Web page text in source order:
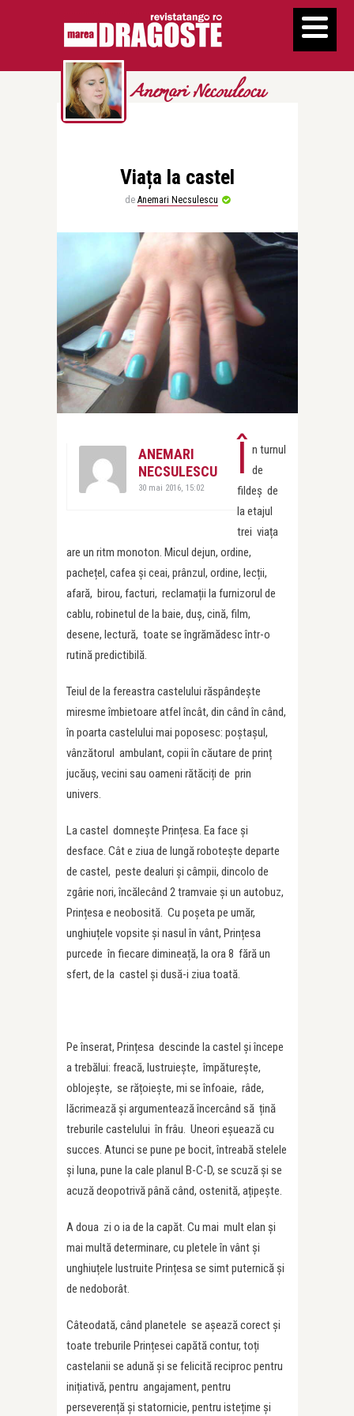
Anemari Necsulescu
Viața la castel
de Anemari Necsulescu
ANEMARI
NECSULESCU
30 mai 2016, 15:02
Î n turnul
de
fildeș de
la etajul
trei viața
are un ritm monoton. Micul dejun, ordine,
pachețel, cafea și ceai, prânzul, ordine, lecții,
afară, birou, facturi, reclamații la furnizorul de
cablu, robinetul de la baie, duș, cină, film,
desene, lectură, toate se îngrămădesc într-o
rutină predictibilă.
Teiul de la fereastra castelului răspândește
miresme îmbietoare atfel încât, din când în când,
în poarta castelului mai poposesc: poștașul,
vânzătorul ambulant, copii în căutare de prinț
jucăuș, vecini sau oameni rătăciți de prin
univers.
La castel domnește Prințesa. Ea face și
desface. Cât e ziua de lungă robotește departe
de castel, peste dealuri și câmpii, dincolo de
zgârie nori, încălecând 2 tramvaie și un autobuz,
Prințesa e neobosită. Cu poșeta pe umăr,
unghiuțele vopsite și nasul în vânt, Prințesa
purcede în fiecare dimineață, la ora 8 fără un
sfert, de la castel și dusă-i ziua toată.
Pe înserat, Prințesa descinde la castel și începe
a trebălui: freacă, lustruiește, împăturește,
oblojește, se rățoiește, mi se înfoaie, râde,
lăcrimează și argumentează încercând să țină
treburile castelului în frâu. Uneori eșuează cu
succes. Atunci se pune pe bocit, întreabă stelele
și luna, pune la cale planul B-C-D, se scuză și se
acuză deopotrivă până când, ostenită, ațipește.
A doua zi o ia de la capăt. Cu mai mult elan și
mai multă determinare, cu pletele în vânt și
unghiuțele lustruite Prințesa se simt puternică și
de nedoborât.
Câteodată, când planetele se așează corect și
toate treburile Prințesei capătă contur, toți
castelanii se adună și se felicită reciproc pentru
inițiativă, pentru angajament, pentru
perseverență și statornicie, pentru istețime și